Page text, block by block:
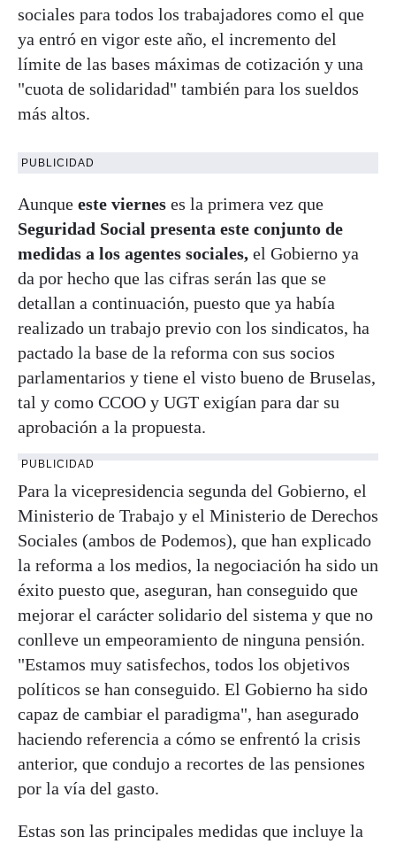
sociales para todos los trabajadores como el que
ya entró en vigor este año, el incremento del
límite de las bases máximas de cotización y una
"cuota de solidaridad" también para los sueldos
más altos.
PUBLICIDAD
Aunque este viernes es la primera vez que
Seguridad Social presenta este conjunto de
medidas a los agentes sociales, el Gobierno ya
da por hecho que las cifras serán las que se
detallan a continuación, puesto que ya había
realizado un trabajo previo con los sindicatos, ha
pactado la base de la reforma con sus socios
parlamentarios y tiene el visto bueno de Bruselas,
tal y como CCOO y UGT exigían para dar su
aprobación a la propuesta.
PUBLICIDAD
Para la vicepresidencia segunda del Gobierno, el
Ministerio de Trabajo y el Ministerio de Derechos
Sociales (ambos de Podemos), que han explicado
la reforma a los medios, la negociación ha sido un
éxito puesto que, aseguran, han conseguido que
mejorar el carácter solidario del sistema y que no
conlleve un empeoramiento de ninguna pensión.
"Estamos muy satisfechos, todos los objetivos
políticos se han conseguido. El Gobierno ha sido
capaz de cambiar el paradigma", han asegurado
haciendo referencia a cómo se enfrentó la crisis
anterior, que condujo a recortes de las pensiones
por la vía del gasto.
Estas son las principales medidas que incluye la